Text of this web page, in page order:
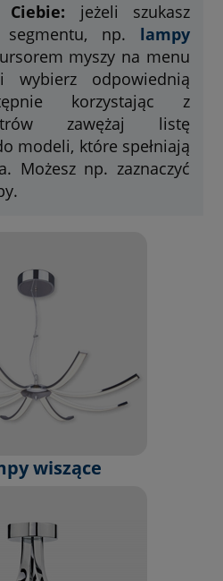
Ciebie: jeżeli szukasz
np. lampy
myszy na menu
odpowiednią
korzystając z
zawężaj listę
modeli, które spełniają
Możesz np. zaznaczyć
wiszące